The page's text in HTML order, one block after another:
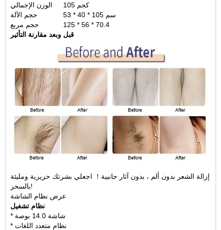
الوزن الإجمالي
105 كجم
حجم الآلة
53 * 40 * 105 سم
حجم مربع
125 * 56 * 70.4
قبل وبعد مقارنة التأثير
إزالة الشعر بدون ألم ، بدون آثار جانبية！ اجعلي بشرتك حريرية ومليئة
بالسحر!
عرض نظام الشاشة
نظام تشغيل
* شاشة 14.0 بوصة
* نظام متعدد اللغات